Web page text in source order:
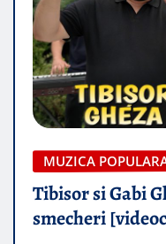
MUZICA
Tibisor si Gabi
smecheri